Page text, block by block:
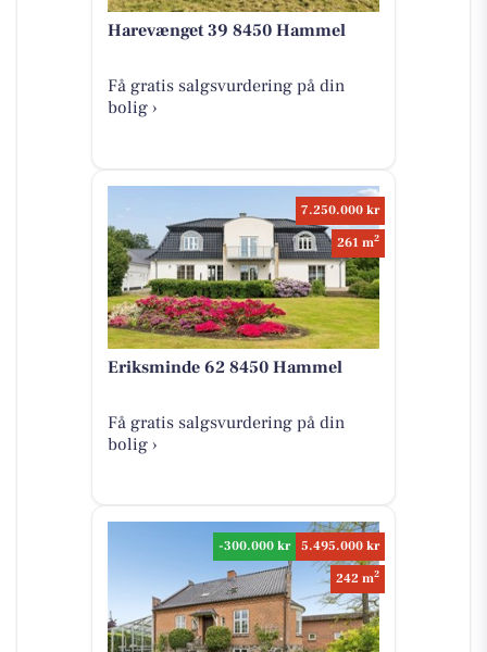
Harevænget 39 8450 Hammel
Få gratis salgsvurdering på din
bolig ›
7.250.000 kr
261 m2
Eriksminde 62 8450 Hammel
Få gratis salgsvurdering på din
bolig ›
-300.000 kr
5.495.000 kr
242 m2